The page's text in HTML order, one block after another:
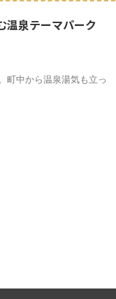
温泉テーマパーク
町中から温泉湯気も立っ